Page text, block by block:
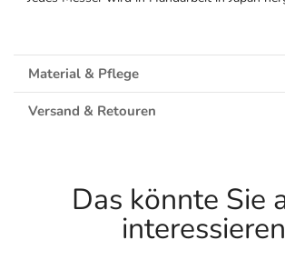
Material & Pflege
Versand & Retouren
Das könnte Sie
interessieren